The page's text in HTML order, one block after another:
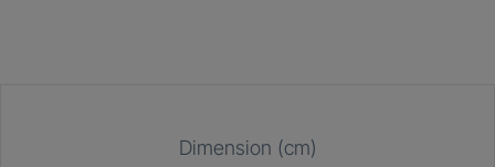
Dimension (cm)